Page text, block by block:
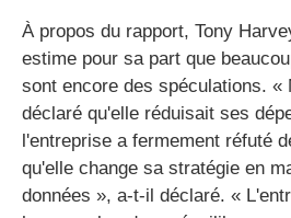
À propos du rapport, Tony
estime pour sa part que
sont encore des spéculations. «
déclaré qu'elle réduisait ses
l'entreprise a fermement réfuté
qu'elle change sa stratégie en
données », a-t-il déclaré. «